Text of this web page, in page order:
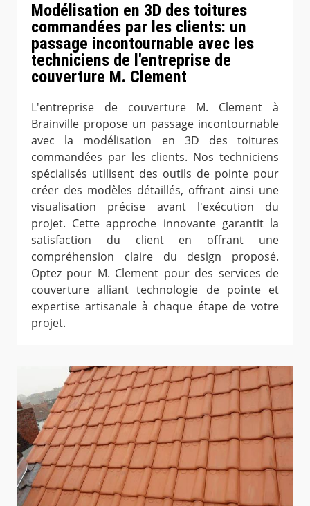
Modélisation en 3D des toitures
commandées par les clients: un
passage incontournable avec les
techniciens de l'entreprise de
couverture M. Clement
L'entreprise de couverture M. Clement à
Brainville propose un passage incontournable
avec la modélisation en 3D des toitures
commandées par les clients. Nos techniciens
spécialisés utilisent des outils de pointe pour
créer des modèles détaillés, offrant ainsi une
visualisation précise avant l'exécution du
projet. Cette approche innovante garantit la
satisfaction du client en offrant une
compréhension claire du design proposé.
Optez pour M. Clement pour des services de
couverture alliant technologie de pointe et
expertise artisanale à chaque étape de votre
projet.